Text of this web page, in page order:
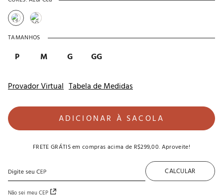
TAMANHOS
P GG
M G
Provador Virtual Tabela de Medidas
ADICIONAR À SACOLA
FRETE GRÁTISem compras acima de R$299,00. Aproveite!
Não sei meu CEP
CALCULAR